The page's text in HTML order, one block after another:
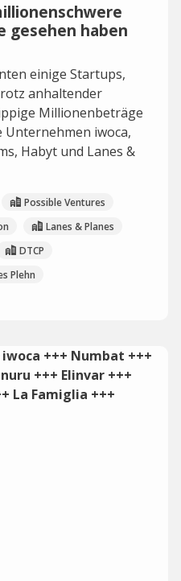
gesehen haben
einige Startups,
anhaltender
Millionenbeträge
iwoca,
Habyt und Lanes &
Possible Ventures
Lanes & Planes
DTCP
Plehn